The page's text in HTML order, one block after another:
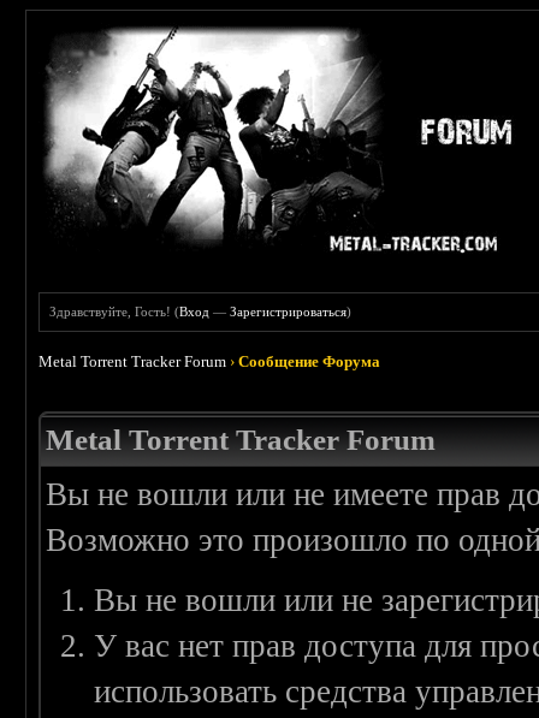
Здравствуйте, Гость! (Вход —Зарегистрироваться)
Metal Torrent Tracker Forum ›Сообщение Форума
Metal Torrent Tracker Forum
Вы не вошли или не имеете прав
Возможно это произошло по
Вы не вошли или не
У вас нет прав доступа для
использовать средства